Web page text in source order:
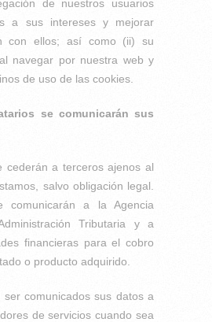
de nuestros usuarios
a sus intereses y mejorar
con ellos; así como (ii) su
navegar por nuestra web y
de uso de las cookies.
se comunicarán sus
cederán a terceros ajenos al
salvo obligación legal.
comunicarán a la Agencia
Tributaria y a
financieras para el cobro
o producto adquirido.
ser comunicados sus datos a
de servicios cuando sea